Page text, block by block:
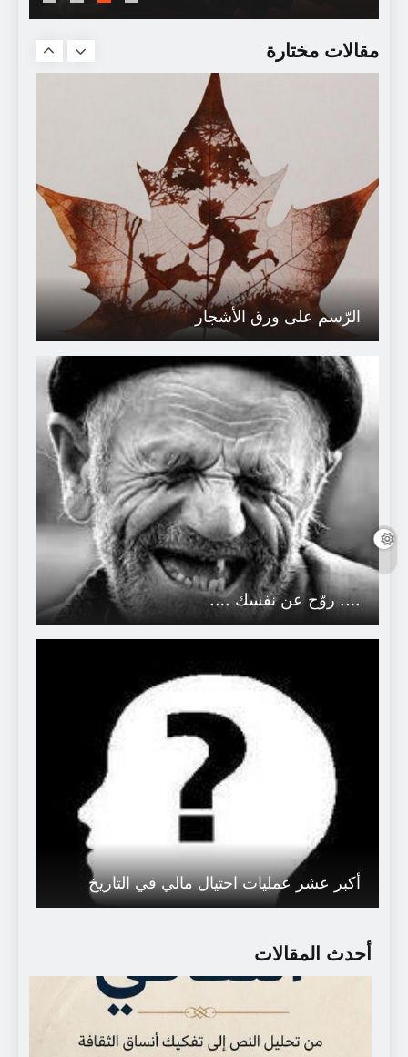
أحدث المقالات
مقالات مختارة
محمد بن أبي شنب، المرجعية الثقافية والبعد
الرّسم على ورق الأشجار
…. روّح عن نفسك ….
أكبر عشر عمليات احتيال مالي في التاريخ